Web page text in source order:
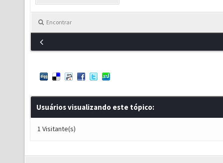
Encontrar
Usuários visualizando este tópico:
1 Visitante(s)